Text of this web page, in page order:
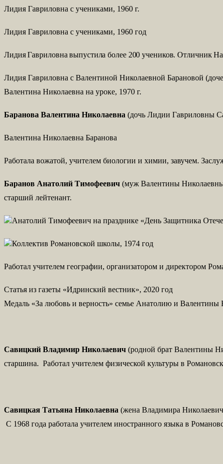
Лидия Гавриловна с учениками, 1960 г.
Лидия Гавриловна с учениками, 1960 год
Лидия Гавриловна выпустила более 200 учеников. Отличник
Лидия Гавриловна с Валентиной Николаевной Барановой
Валентина Николаевна на уроке, 1970 г.
Баранова Валентина Николаевна (дочь Лидии Гавриловны
Валентина Николаевна Баранова
Работала вожатой, учителем биологии и химии, завучем.
Баранов Анатолий Тимофеевич (муж Валентины
старший лейтенант.
Анатолий Тимофеевич на празднике «День Защитника
Коллектив Романовской школы, 1974 год
Работал учителем географии, организатором и директором
Статья из газеты «Идринский вестник», 2020 год
Медаль «За любовь и верность» семье Анатолию и Валентины
Савицкий Владимир Николаевич (родной брат Валентины
старшина. Работал учителем физической культуры в
Савицкая Татьяна Николаевна (жена Владимира
С 1968 года работала учителем иностранного языка в